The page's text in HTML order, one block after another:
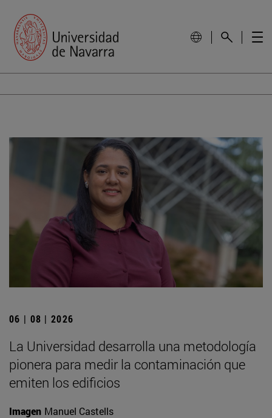
06 | 08 | 2026
La Universidad desarrolla una metodología
pionera para medir la contaminación que
emiten los edificios
Imagen Manuel Castells